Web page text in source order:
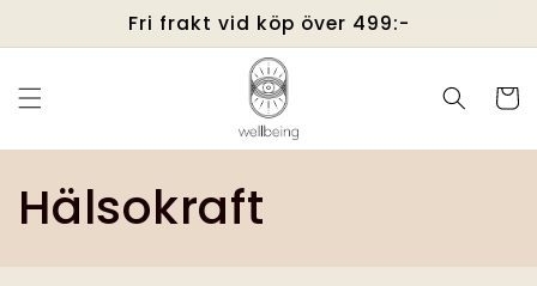
Fri frakt vid köp över 499:-
P
Hälsokraft